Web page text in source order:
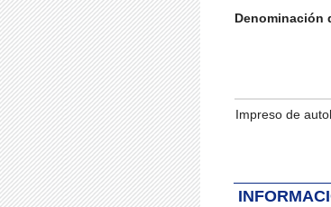
Denominación
Iteración de
Impreso de